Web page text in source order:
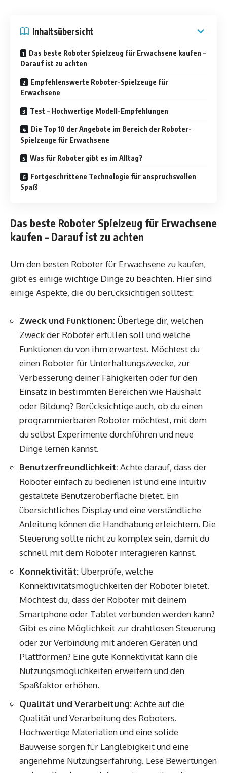
Inhaltsübersicht
Das beste Roboter Spielzeug für Erwachsene kaufen –
Darauf ist zu achten
Empfehlenswerte Roboter-Spielzeuge für
Erwachsene
Test – Hochwertige Modell-Empfehlungen
Die Top 10 der Angebote im Bereich der Roboter-
Spielzeuge für Erwachsene
Was für Roboter gibt es im Alltag?
Fortgeschrittene Technologie für anspruchsvollen
Spaß
Das beste Roboter Spielzeug für Erwachsene
kaufen – Darauf ist zu achten
Um den besten Roboter für Erwachsene zu kaufen,
gibt es einige wichtige Dinge zu beachten. Hier sind
einige Aspekte, die du berücksichtigen solltest:
Zweck und Funktionen: Überlege dir, welchen
Zweck der Roboter erfüllen soll und welche
Funktionen du von ihm erwartest. Möchtest du
einen Roboter für Unterhaltungszwecke, zur
Verbesserung deiner Fähigkeiten oder für den
Einsatz in bestimmten Bereichen wie Haushalt
oder Bildung? Berücksichtige auch, ob du einen
programmierbaren Roboter möchtest, mit dem
du selbst Experimente durchführen und neue
Dinge lernen kannst.
Benutzerfreundlichkeit:Achte darauf, dass der
Roboter einfach zu bedienen ist und eine intuitiv
gestaltete Benutzeroberfläche bietet. Ein
übersichtliches Display und eine verständliche
Anleitung können die Handhabung erleichtern. Die
Steuerung sollte nicht zu komplex sein, damit du
schnell mit dem Roboter interagieren kannst.
Konnektivität: Überprüfe, welche
Konnektivitätsmöglichkeiten der Roboter bietet.
Möchtest du, dass der Roboter mit deinem
Smartphone oder Tablet verbunden werden kann?
Gibt es eine Möglichkeit zur drahtlosen Steuerung
oder zur Verbindung mit anderen Geräten und
Plattformen? Eine gute Konnektivität kann die
Nutzungsmöglichkeiten erweitern und den
Spaßfaktor erhöhen.
Qualität und Verarbeitung:Achte auf die
Qualität und Verarbeitung des Roboters.
Hochwertige Materialien und eine solide
Bauweise sorgen für Langlebigkeit und eine
angenehme Nutzungserfahrung. Lese Bewertungen